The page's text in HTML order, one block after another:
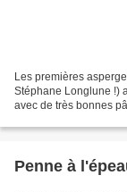
Les premières
Stéphane Longlune !)
avec de très bonnes
Penne à